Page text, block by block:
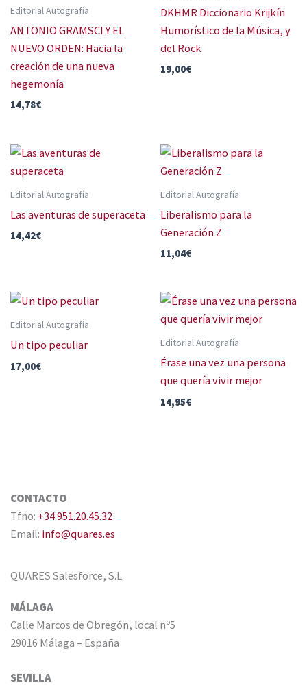
Editorial Autografía
ANTONIO GRAMSCI Y EL
NUEVO ORDEN: Hacia la
creación de una nueva
hegemonía
14,78€
DKHMR Diccionario Krijkín
Humorístico de la Música, y
del Rock
19,00€
Editorial Autografía
Las aventuras de superaceta
14,42€
Editorial Autografía
Liberalismo para la
Generación Z
11,04€
Editorial Autografía
Un tipo peculiar
17,00€
Editorial Autografía
Érase una vez una persona
que quería vivir mejor
14,95€
CONTACTO
Tfno: +34 951.20.45.32
Email: info@quares.es
QUARES Salesforce, S.L.
MÁLAGA
Calle Marcos de Obregón, local nº5
29016 Málaga – España
SEVILLA